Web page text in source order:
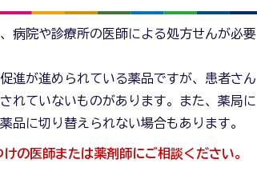
病院や診療所の医師による処方せんが必要
進が進められている薬品ですが、患者さん
れていないものがあります。
また、薬局に
品に切り替えられない場合もあります。
の医師または薬剤師にご相談ください。